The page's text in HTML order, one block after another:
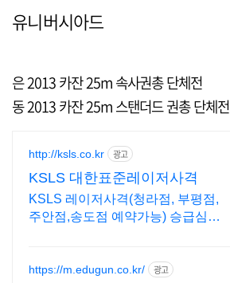
유니버시아드
은 2013 카잔 25m 속사권총 단체전
동 2013 카잔 25m 스탠더드 권총 단체전
http://ksls.co.kr 광고
KSLS 대한표준레이저사격
KSLS 레이저사격(청라점, 부평점,
주안점,송도점 예약가능) 승급심사,
https://m.edugun.co.kr/ 광고